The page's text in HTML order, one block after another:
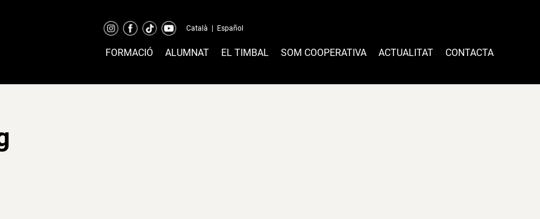
Català Español
FORMACIÓ ALUMNAT EL TIMBAL SOM COOPERATIVA ACTUALITAT CONTACTA